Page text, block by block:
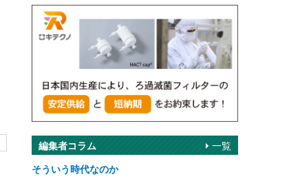
編集者コラム
そういう時代なのか
一覧